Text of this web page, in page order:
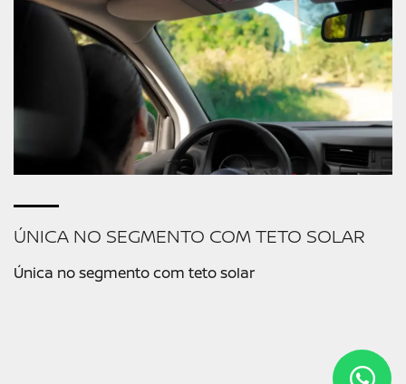
ÚNICA NO SEGMENTO COM TETO SOLAR
Única no segmento com teto solar